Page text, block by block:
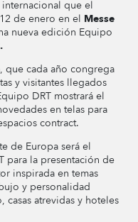
internacional que el
de enero en el Messe
nueva edición Equipo
que cada año congrega
y visitantes llegados
DRT mostrará el
en telas para
contract.
de Europa será el
para la presentación de
inspirada en temas
y personalidad
casas atrevidas y hoteles